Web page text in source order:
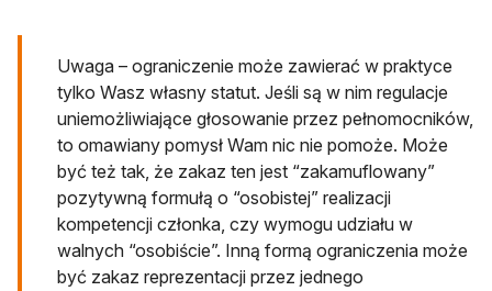
Uwaga – ograniczenie może zawierać w praktyce
tylko Wasz własny statut. Jeśli są w nim regulacje
uniemożliwiające głosowanie przez pełnomocników,
to omawiany pomysł Wam nic nie pomoże. Może
być też tak, że zakaz ten jest “zakamuflowany”
pozytywną formułą o “osobistej” realizacji
kompetencji członka, czy wymogu udziału w
walnych “osobiście”. Inną formą ograniczenia może
być zakaz reprezentacji przez jednego